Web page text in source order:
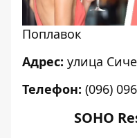
Поплавок
Адрес: улица
Телефон: (096)
SOHO